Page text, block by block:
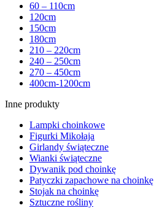
60 – 110cm
120cm
150cm
180cm
210 – 220cm
240 – 250cm
270 – 450cm
400cm-1200cm
Inne produkty
Lampki choinkowe
Figurki Mikołaja
Girlandy świąteczne
Wianki świąteczne
Dywanik pod choinkę
Patyczki zapachowe na choinkę
Stojak na choinkę
Sztuczne rośliny